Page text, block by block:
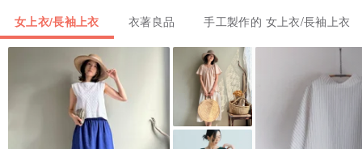
30℃手洗、石油洗劑、不可漂白、不可烘乾、低溫熨燙
女上衣/長袖上衣 衣著良品 手工製作的 女上衣/長袖上衣